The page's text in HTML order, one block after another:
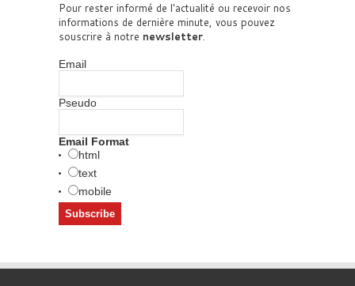
Pour rester informé de l'actualité ou recevoir nos
informations de dernière minute, vous pouvez
souscrire à notre newsletter.
Email
Pseudo
Email Format
html
text
mobile